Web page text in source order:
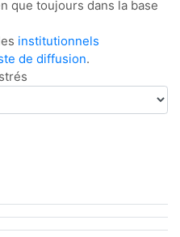
que toujours dans la base
institutionnels
de diffusion.